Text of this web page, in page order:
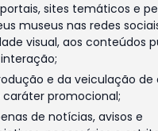
sites temáticos e
museus nas redes
visual, aos conteúdos
e da veiculação de
promocional;
de notícias, avisos e